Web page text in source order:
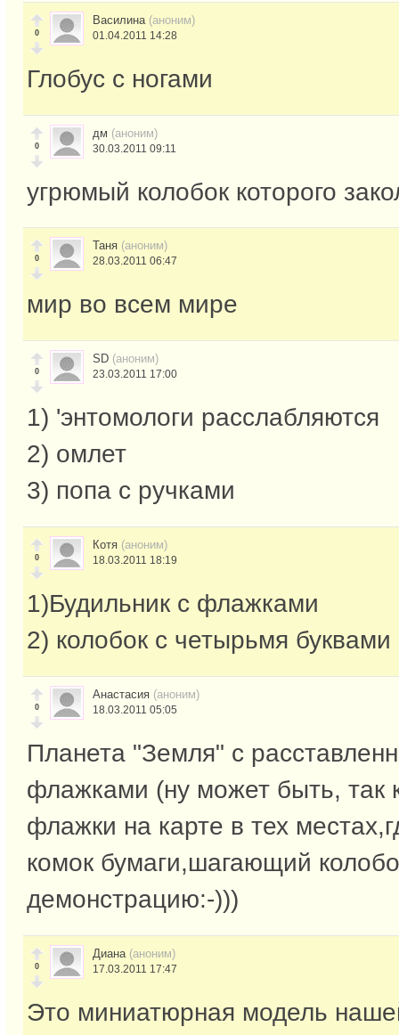
0
Василина (аноним)
01.04.2011 14:28
Глобус с ногами
0
дм (аноним)
30.03.2011 09:11
угрюмый колобок которого
0
Таня (аноним)
28.03.2011 06:47
мир во всем мире
0
SD (аноним)
23.03.2011 17:00
1) 'энтомологи расслабляются
2) омлет
3) попа с ручками
0
Котя (аноним)
18.03.2011 18:19
1)Будильник с флажками
2) колобок с четырьмя
0
Анастасия (аноним)
18.03.2011 05:05
Планета "Земля" с
флажками (ну может быть, так
флажки на карте в тех
комок бумаги,шагающий
демонстрацию:-)))
0
Диана (аноним)
17.03.2011 17:47
Это миниатюрная модель